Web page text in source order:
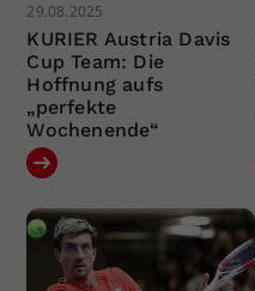
29.08.2025
KURIER Austria Davis
Cup Team: Die
Hoffnung aufs
„perfekte
Wochenende“